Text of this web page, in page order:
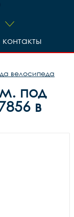
контакты
велосипеда
под
в